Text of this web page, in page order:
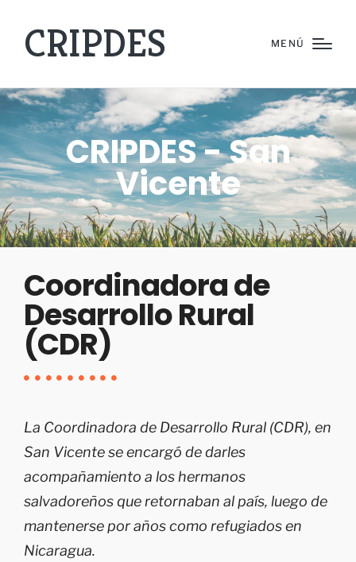
CRIPDES MENÚ
CRIPDES - San
Vicente
Coordinadora de
Desarrollo Rural
(CDR)
La Coordinadora de Desarrollo Rural (CDR), en
San Vicente se encargó de darles
acompañamiento a los hermanos
salvadoreños que retornaban al país, luego de
mantenerse por años como refugiados en
Nicaragua.